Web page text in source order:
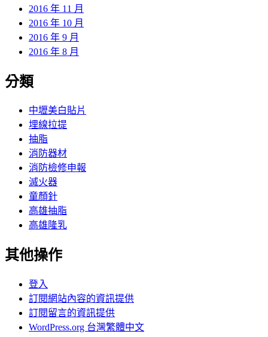
2016 年 11 月
2016 年 10 月
2016 年 9 月
2016 年 8 月
分類
中壢美白貼片
埋線拉提
抽脂
消防器材
消防檢修申報
滅火器
童顏針
高雄抽脂
高雄隆乳
其他操作
登入
訂閱網站內容的資訊提供
訂閱留言的資訊提供
WordPress.org 台灣繁體中文